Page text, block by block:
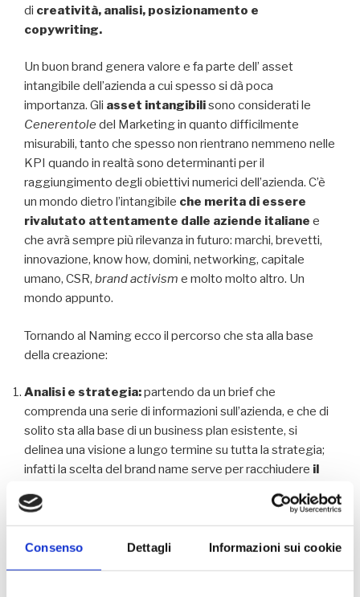
Consenso Dettagli Informazioni sui cookie
di creatività, analisi, posizionamento e
copywriting.
Un buon brand genera valore e fa parte dell’ asset
intangibile dell’azienda a cui spesso si dà poca
importanza. Gli asset intangibilisono considerati le
Cenerentole del Marketing in quanto difficilmente
misurabili, tanto che spesso non rientrano nemmeno nelle
KPI quando in realtà sono determinanti per il
raggiungimento degli obiettivi numerici dell’azienda. C’è
un mondo dietro l’intangibile che merita di essere
rivalutato attentamente dalle aziende italiane e
che avrà sempre più rilevanza in futuro: marchi, brevetti,
innovazione, know how, domini, networking, capitale
umano, CSR, brand activism e molto molto altro. Un
mondo appunto.
Tornando al Naming ecco il percorso che sta alla base
della creazione:
Analisi e strategia:partendo da un brief che
comprenda una serie di informazioni sull’azienda, e che di
solito sta alla base di un business plan esistente, si
delinea una visione a lungo termine su tutta la strategia;
infatti la scelta del brand name serve per racchiudere il
posizionamento e definirà il target
. Ricordiamoci
sempre che un Brand efficace sarà poi in grado di
suscitare le emozioni giuste per muovere le leve che
influiranno sulle vendite.